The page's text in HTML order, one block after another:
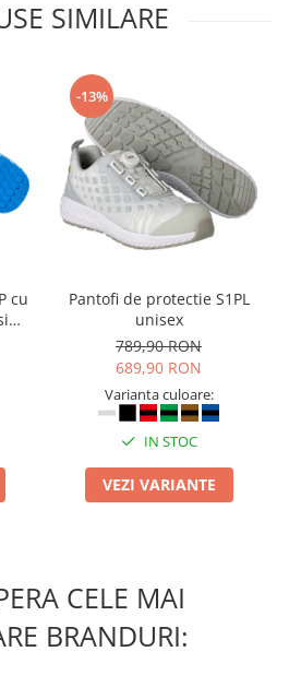
SIMILARE
cu
-13%
Pantofi de protectie S1PL
unisex
789,90 RON
689,90 RON
Varianta culoare:
IN STOC
VEZI VARIANTE
CELE MAI
BRANDURI: